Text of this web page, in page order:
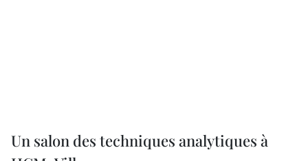
Un salon des techniques analytiques à